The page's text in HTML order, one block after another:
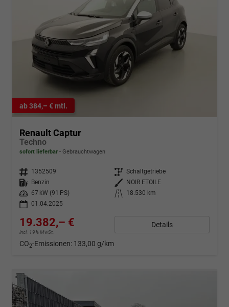
ab 384,– € mtl.
Renault Captur
Techno
sofort lieferbar Gebrauchtwagen
Fahrzeugnr. 1352509 Getriebe Schaltgetriebe
Kraftstoff
Benzin Außenfarbe
NOIR ETOILE
Leistung
67 kW (91 PS) Kilometerstand
18.530 km
01.04.2025
19.382,– €
incl. 19% MwSt.
Details
CO2-Emissionen: 133,00 g/km